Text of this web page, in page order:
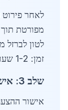
לאחר
לטון לברזל
זמן: 1-2 שעות. אישור ראשוני כאן חוסך זמן.
שלב 3: אישור הזמנה ותשלום חלקי